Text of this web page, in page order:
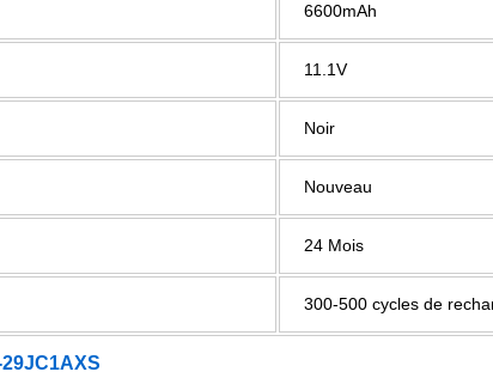
6600mAh
11.1V
Noir
Nouveau
24 Mois
300-500 cycles de